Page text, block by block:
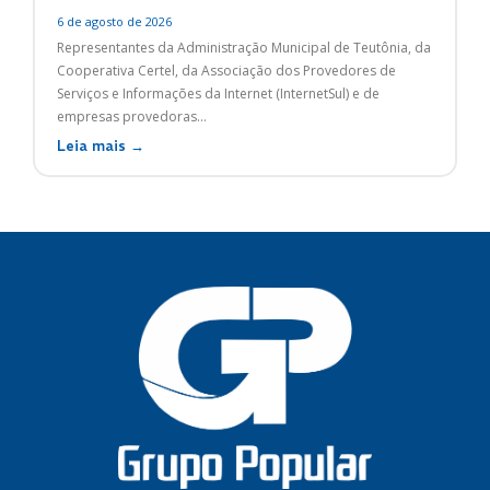
6 de agosto de 2026
Representantes da Administração Municipal de Teutônia, da
Cooperativa Certel, da Associação dos Provedores de
Serviços e Informações da Internet (InternetSul) e de
empresas provedoras...
Leia mais →